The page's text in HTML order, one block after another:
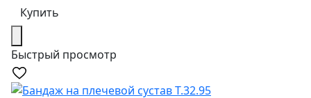
Купить
Быстрый просмотр